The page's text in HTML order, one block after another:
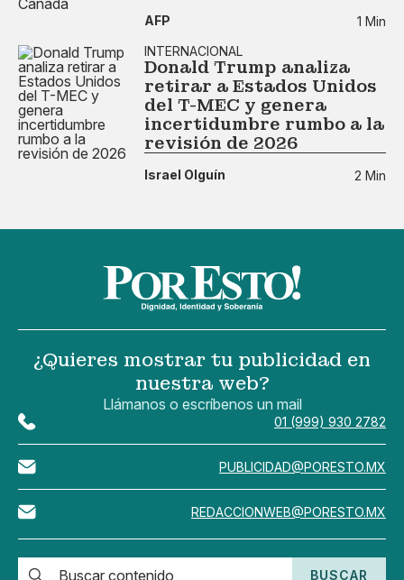
AFP
1 Min
INTERNACIONAL
Donald Trump analiza
retirar a Estados Unidos
del T-MEC y genera
incertidumbre rumbo a la
revisión de 2026
Israel Olguín 2 Min
¿Quieres mostrar tu publicidad en
nuestra web?
Llámanos o escríbenos un mail
01 (999) 930 2782
PUBLICIDAD@PORESTO.MX
REDACCIONWEB@PORESTO.MX
BUSCAR